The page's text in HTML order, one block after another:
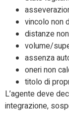
vincolo non
distanze
volume/
assenza
oneri non
titolo di
L’agente deve
integrazione,